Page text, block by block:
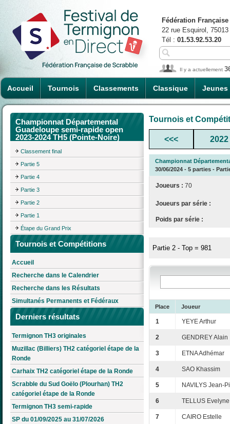
Accueil Tournois Classements Classique Jeunes
Fédération
22 rue Esquirol,
Tél : 01.53.92.53.20
Il y a actuellement
Championnat Départemental
Guadeloupe semi-rapide open
2023-2024 TH5 (Pointe-Noire)
Classement final
Partie 5
Partie 4
Partie 3
Partie 2
Partie 1
Étape du Grand Prix
Tournois et Compétitions
Accueil
Recherche dans le Calendrier
Recherche dans les Résultats
Simultanés Permanents et Fédéraux
Derniers résultats
Termignon TH3 originales
Muzillac (Billiers) TH2 catégoriel étape de la
Ronde
Carhaix TH2 catégoriel étape de la Ronde
Scrabble du Sud Goëlo (Plourhan) TH2
catégoriel étape de la Ronde
Termignon TH3 semi-rapide
SP du 01/09/2025 au 31/07/2026
Tournois et
<<< 2022
Championnat
30/06/2024 - 5 parties -
Joueurs : 70
Joueurs par série :
Poids par série :
Partie 2 - Top = 981
Place Joueur
1 YEYE Arthur
2 GENDREY Alain
3 ETNA Adhémar
4 SAO Khassim
5 NAVILYS Jean-
6 TELLUS Evelyne
7 CAIRO Estelle